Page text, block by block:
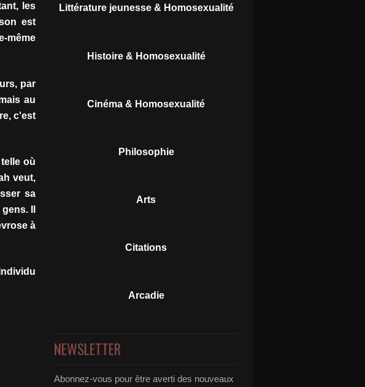
les
est
même
par
au
c'est
où
veut,
sa
Il
à
Littérature jeunesse & Homosexualité
Histoire & Homosexualité
Cinéma & Homosexualité
Philosophie
Arts
Citations
Arcadie
NEWSLETTER
Abonnez-vous pour être averti des nouveaux